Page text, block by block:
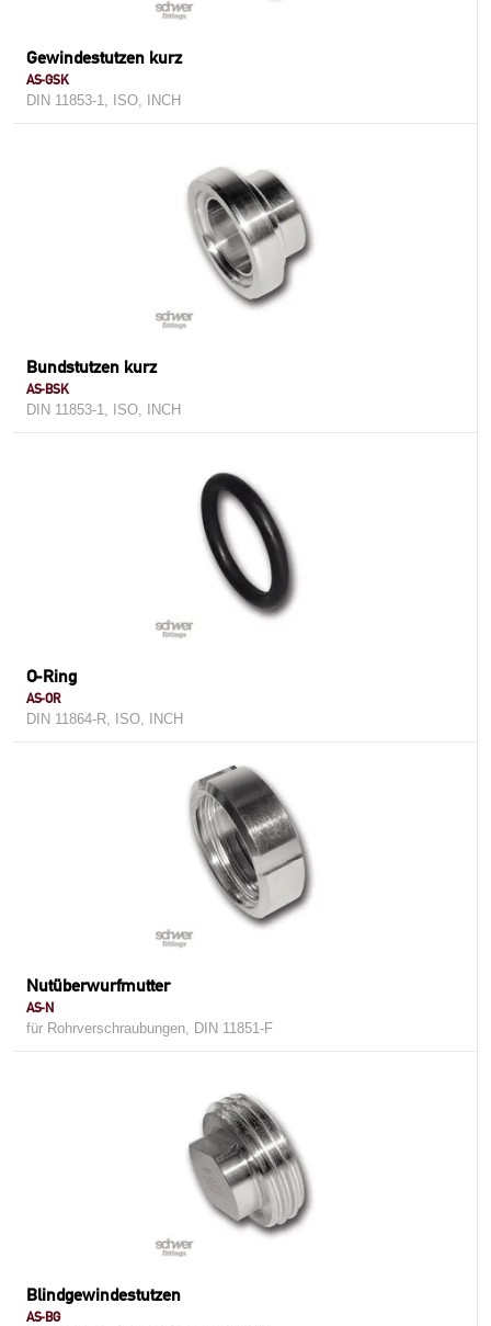
Gewindestutzen kurz
AS-GSK
DIN 11853-1, ISO, INCH
Bundstutzen kurz
AS-BSK
DIN 11853-1, ISO, INCH
O-Ring
AS-OR
DIN 11864-R, ISO, INCH
Nutüberwurfmutter
AS-N
für Rohrverschraubungen, DIN 11851-F
Blindgewindestutzen
AS-BG